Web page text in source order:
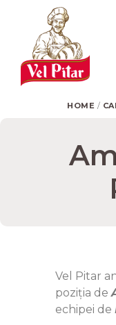
HOME /
Vel Pitar
poziția de
echipei de